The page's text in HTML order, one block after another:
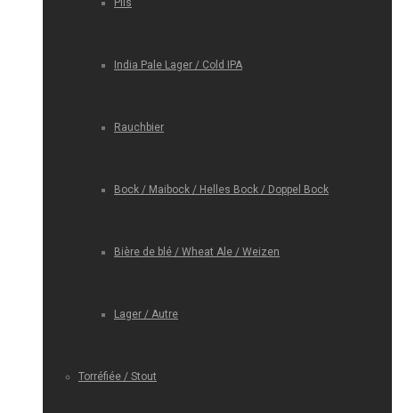
Pils
India Pale Lager / Cold IPA
Rauchbier
Bock / Maibock / Helles Bock / Doppel Bock
Bière de blé / Wheat Ale / Weizen
Lager / Autre
Torréfiée / Stout